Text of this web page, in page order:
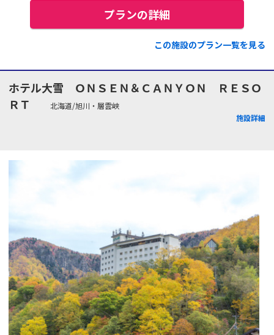
プランの詳細
この施設のプラン一覧を見る
ホテル大雪 ＯＮＳＥＮ＆ＣＡＮＹＯＮ ＲＥＳＯ
ＲＴ
北海道/旭川・層雲峡
施設詳細